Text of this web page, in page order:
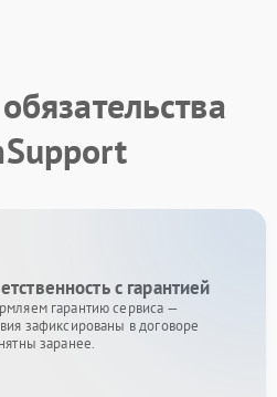
с гарантией
гарантию сервиса —
зафиксированы в договоре
заранее.